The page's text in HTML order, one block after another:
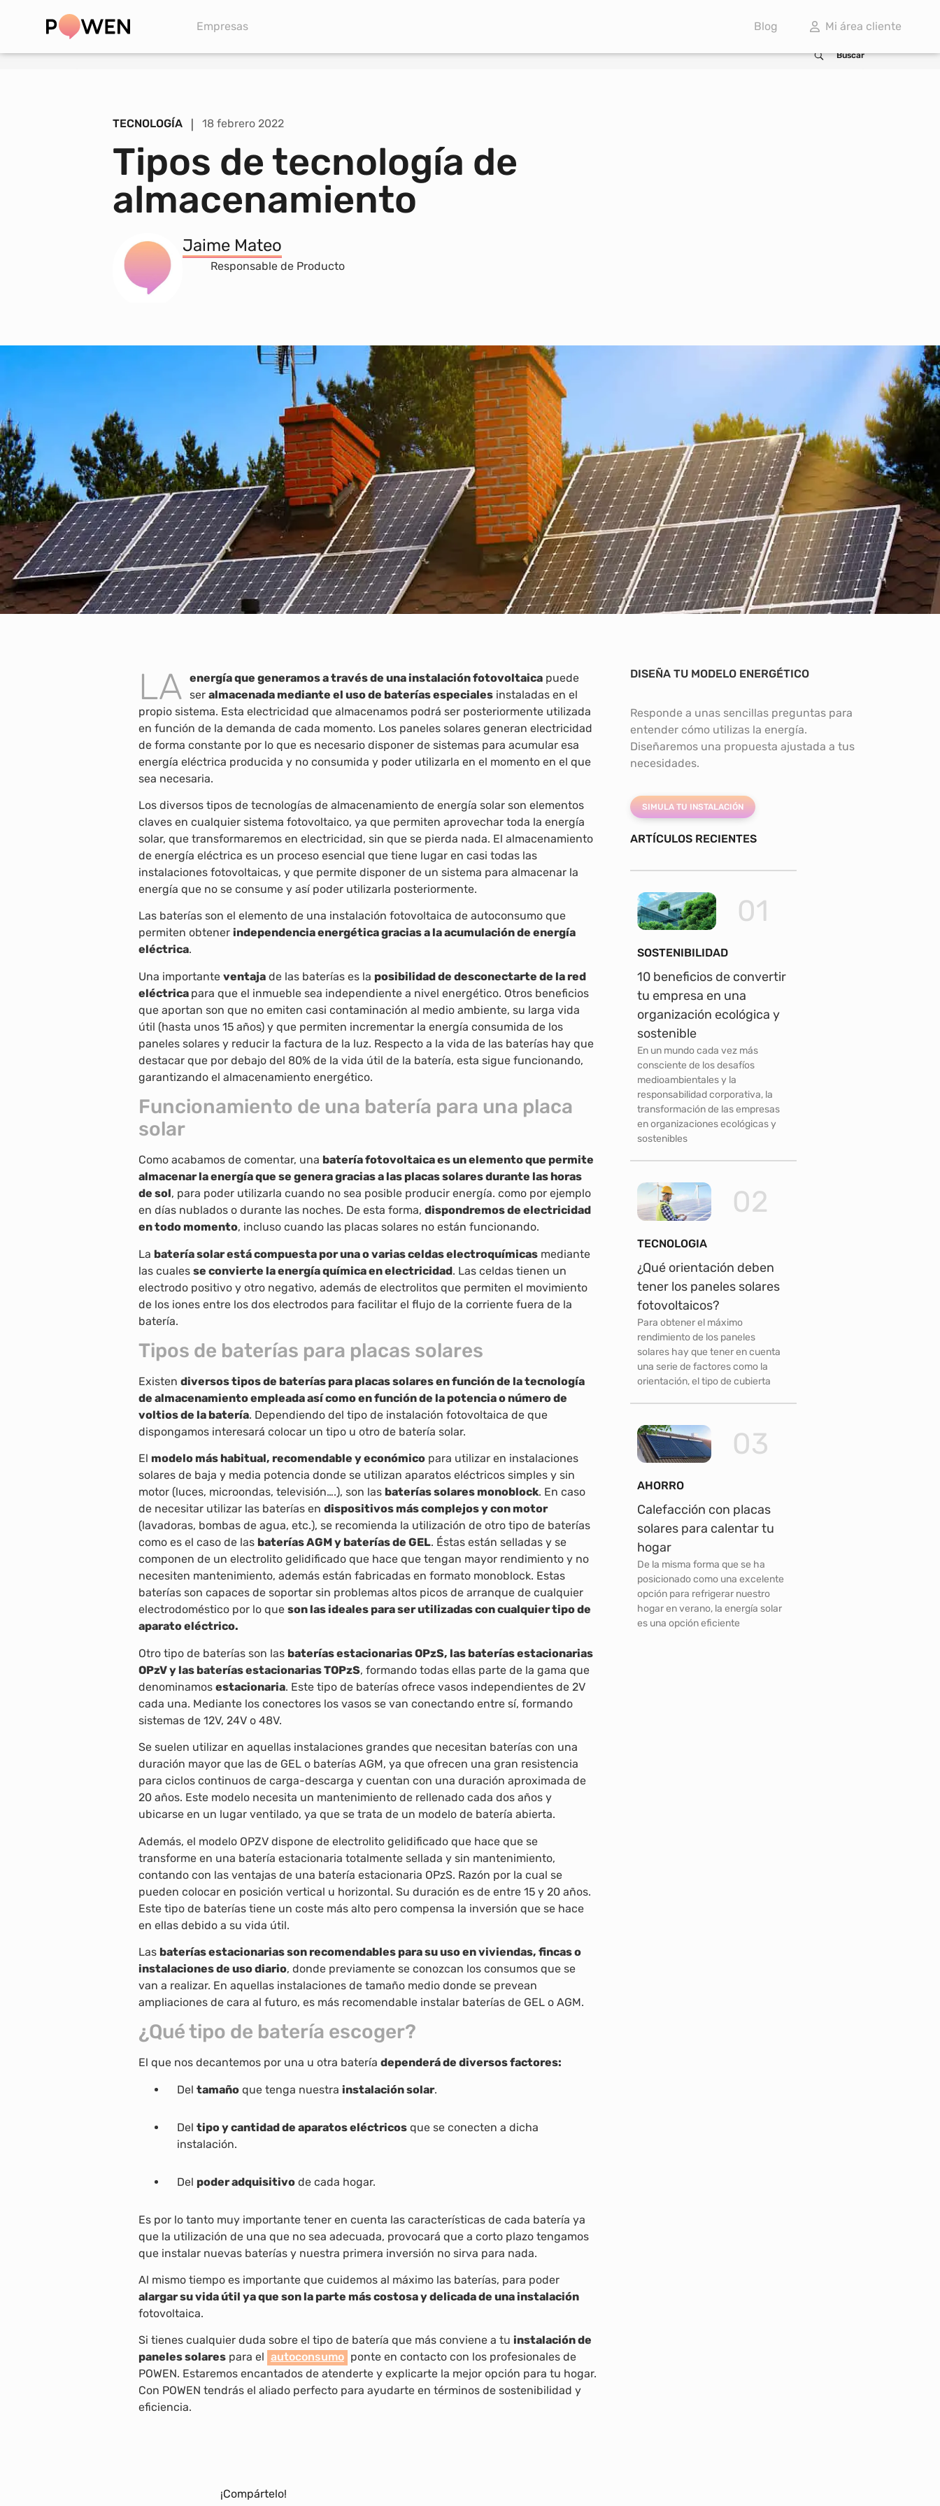
Empresas Blog Mi área cliente
Simula tu instalación y obtén una propuesta personalizada de forma inmediata CALCULA TU AHORRO
Buscar
TECNOLOGÍA |18 febrero 2022
Tipos de tecnología de
almacenamiento
Jaime Mateo
Responsable de Producto
LA energía que generamos a través de una instalación fotovoltaicapuede
ser almacenada mediante el uso de baterías especialesinstaladas en el
propio sistema. Esta electricidad que almacenamos podrá ser posteriormente utilizada
en función de la demanda de cada momento. Los paneles solares generan electricidad
de forma constante por lo que es necesario disponer de sistemas para acumular esa
energía eléctrica producida y no consumida y poder utilizarla en el momento en el que
sea necesaria.
Los diversos tipos de tecnologías de almacenamiento de energía solar son elementos
claves en cualquier sistema fotovoltaico, ya que permiten aprovechar toda la energía
solar, que transformaremos en electricidad, sin que se pierda nada. El almacenamiento
de energía eléctrica es un proceso esencial que tiene lugar en casi todas las
instalaciones fotovoltaicas, y que permite disponer de un sistema para almacenar la
energía que no se consume y así poder utilizarla posteriormente.
Las baterías son el elemento de una instalación fotovoltaica de autoconsumo que
permiten obtener independencia energética gracias a la acumulación de energía
eléctrica.
Una importante ventajade las baterías es la posibilidad de desconectarte de la red
eléctrica para que el inmueble sea independiente a nivel energético. Otros beneficios
que aportan son que no emiten casi contaminación al medio ambiente, su larga vida
útil (hasta unos 15 años) y que permiten incrementar la energía consumida de los
paneles solares y reducir la factura de la luz. Respecto a la vida de las baterías hay que
destacar que por debajo del 80% de la vida útil de la batería, esta sigue funcionando,
garantizando el almacenamiento energético.
Funcionamiento de una batería para una placa
solar
Como acabamos de comentar, una batería fotovoltaica es un elemento que permite
almacenar la energía que se genera gracias a las placas solares durante las horas
de sol, para poder utilizarla cuando no sea posible producir energía. como por ejemplo
en días nublados o durante las noches. De esta forma, dispondremos de electricidad
en todo momento, incluso cuando las placas solares no están funcionando.
La batería solar está compuesta por una o varias celdas electroquímicasmediante
las cuales se convierte la energía química en electricidad. Las celdas tienen un
electrodo positivo y otro negativo, además de electrolitos que permiten el movimiento
de los iones entre los dos electrodos para facilitar el flujo de la corriente fuera de la
batería.
Tipos de baterías para placas solares
Existen diversos tipos de baterías para placas solares en función de la tecnología
de almacenamiento empleada así como en función de la potencia o número de
voltios de la batería. Dependiendo del tipo de instalación fotovoltaica de que
dispongamos interesará colocar un tipo u otro de batería solar.
El modelo más habitual, recomendable y económicopara utilizar en instalaciones
solares de baja y media potencia donde se utilizan aparatos eléctricos simples y sin
motor (luces, microondas, televisión….), son las baterías solares monoblock. En caso
de necesitar utilizar las baterías en dispositivos más complejos y con motor
(lavadoras, bombas de agua, etc.), se recomienda la utilización de otro tipo de baterías
como es el caso de las baterías AGM y baterías de GEL. Éstas están selladas y se
componen de un electrolito gelidificado que hace que tengan mayor rendimiento y no
necesiten mantenimiento, además están fabricadas en formato monoblock. Estas
baterías son capaces de soportar sin problemas altos picos de arranque de cualquier
electrodoméstico por lo que son las ideales para ser utilizadas con cualquier tipo de
aparato eléctrico.
Otro tipo de baterías son las baterías estacionarias OPzS, las baterías estacionarias
OPzV y las baterías estacionarias TOPzS, formando todas ellas parte de la gama que
denominamos estacionaria. Este tipo de baterías ofrece vasos independientes de 2V
cada una. Mediante los conectores los vasos se van conectando entre sí, formando
sistemas de 12V, 24V o 48V.
Se suelen utilizar en aquellas instalaciones grandes que necesitan baterías con una
duración mayor que las de GEL o baterías AGM, ya que ofrecen una gran resistencia
para ciclos continuos de carga-descarga y cuentan con una duración aproximada de
20 años. Este modelo necesita un mantenimiento de rellenado cada dos años y
ubicarse en un lugar ventilado, ya que se trata de un modelo de batería abierta.
Además, el modelo OPZV dispone de electrolito gelidificado que hace que se
transforme en una batería estacionaria totalmente sellada y sin mantenimiento,
contando con las ventajas de una batería estacionaria OPzS. Razón por la cual se
pueden colocar en posición vertical u horizontal. Su duración es de entre 15 y 20 años.
Este tipo de baterías tiene un coste más alto pero compensa la inversión que se hace
en ellas debido a su vida útil.
Las baterías estacionarias son recomendables para su uso en viviendas, fincas o
instalaciones de uso diario, donde previamente se conozcan los consumos que se
van a realizar. En aquellas instalaciones de tamaño medio donde se prevean
ampliaciones de cara al futuro, es más recomendable instalar baterías de GEL o AGM.
¿Qué tipo de batería escoger?
El que nos decantemos por una u otra batería dependerá de diversos factores:
Del tamañoque tenga nuestra instalación solar.
Del tipo y cantidad de aparatos eléctricosque se conecten a dicha
instalación.
Del poder adquisitivode cada hogar.
Es por lo tanto muy importante tener en cuenta las características de cada batería ya
que la utilización de una que no sea adecuada, provocará que a corto plazo tengamos
que instalar nuevas baterías y nuestra primera inversión no sirva para nada.
Al mismo tiempo es importante que cuidemos al máximo las baterías, para poder
alargar su vida útil ya que son la parte más costosa y delicada de una instalación
fotovoltaica.
Si tienes cualquier duda sobre el tipo de batería que más conviene a tu instalación de
paneles solarespara el autoconsumo ponte en contacto con los profesionales de
POWEN. Estaremos encantados de atenderte y explicarte la mejor opción para tu hogar.
Con POWEN tendrás el aliado perfecto para ayudarte en términos de sostenibilidad y
eficiencia.
DISEÑA TU MODELO ENERGÉTICO
Responde a unas sencillas preguntas para
entender cómo utilizas la energía.
Diseñaremos una propuesta ajustada a tus
necesidades.
SIMULA TU INSTALACIÓN
ARTÍCULOS RECIENTES
01
SOSTENIBILIDAD
10 beneficios de convertir
tu empresa en una
organización ecológica y
sostenible
En un mundo cada vez más
consciente de los desafíos
medioambientales y la
responsabilidad corporativa, la
transformación de las empresas
en organizaciones ecológicas y
sostenibles
02
TECNOLOGIA
¿Qué orientación deben
tener los paneles solares
fotovoltaicos?
Para obtener el máximo
rendimiento de los paneles
solares hay que tener en cuenta
una serie de factores como la
orientación, el tipo de cubierta
03
AHORRO
Calefacción con placas
solares para calentar tu
hogar
De la misma forma que se ha
posicionado como una excelente
opción para refrigerar nuestro
hogar en verano, la energía solar
es una opción eficiente
¡Compártelo!